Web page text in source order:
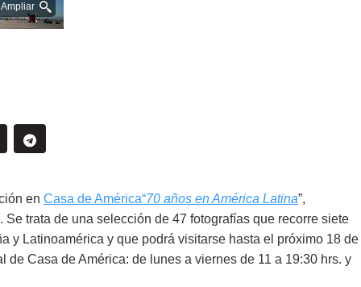
Ampliar
en Casa de América“70 años en América Latina”,
trata de una selección de 47 fotografías que recorre siete
y Latinoamérica y que podrá visitarse hasta el próximo 18 de
de Casa de América: de lunes a viernes de 11 a 19:30 hrs. y